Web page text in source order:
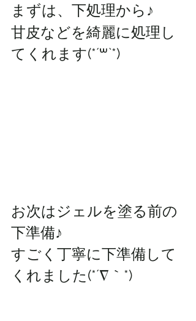
まずは、下処理から♪
甘皮などを綺麗に処理し
てくれます(*´꒳`*)
お次はジェルを塗る前の
下準備♪
すごく丁寧に下準備して
くれました(*´∇｀*)